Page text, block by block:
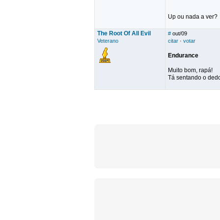
Up ou nada a ver?
The Root Of All Evil
Veterano
# out/09
citar · votar
Endurance
Muito bom, rapá!
Tá sentando o